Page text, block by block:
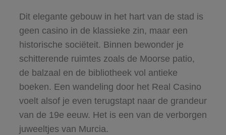
Dit elegante gebouw in het hart van de stad is
geen casino in de klassieke zin, maar een
historische sociëteit. Binnen bewonder je
schitterende ruimtes zoals de Moorse patio,
de balzaal en de bibliotheek vol antieke
boeken. Een wandeling door het Real Casino
voelt alsof je even terugstapt naar de grandeur
van de 19e eeuw. Het is een van de verborgen
juweeltjes van Murcia.